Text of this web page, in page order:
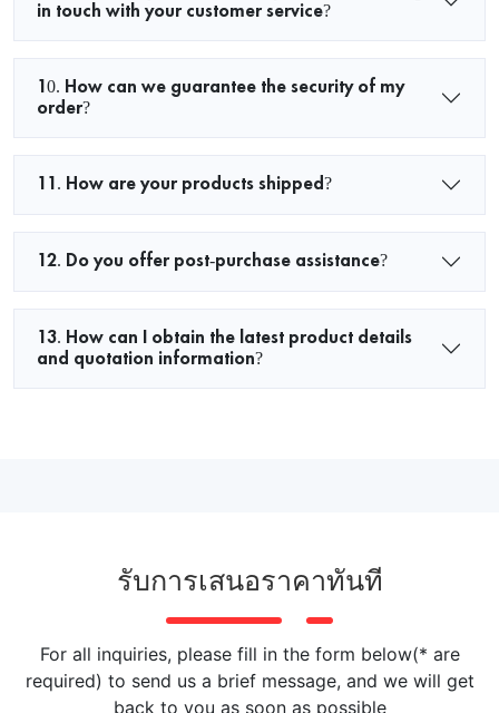
in touch with your customer service?
10. How can we guarantee the security of my
order?
11. How are your products shipped?
12. Do you offer post-purchase assistance?
13. How can I obtain the latest product details
and quotation information?
รับการเสนอราคาทันที
For all inquiries, please fill in the form below(* are
required) to send us a brief message, and we will get
back to you as soon as possible